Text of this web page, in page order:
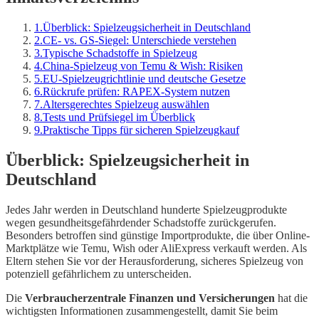
1 .Überblick: Spielzeugsicherheit in Deutschland
2.CE- vs. GS-Siegel: Unterschiede verstehen
3.Typische Schadstoffe in Spielzeug
4.China-Spielzeug von Temu & Wish: Risiken
5.EU-Spielzeugrichtlinie und deutsche Gesetze
6.Rückrufe prüfen: RAPEX-System nutzen
7.Altersgerechtes Spielzeug auswählen
8.Tests und Prüfsiegel im Überblick
9.Praktische Tipps für sicheren Spielzeugkauf
Überblick: Spielzeugsicherheit in
Deutschland
Jedes Jahr werden in Deutschland hunderte Spielzeugprodukte
wegen gesundheitsgefährdender Schadstoffe zurückgerufen.
Besonders betroffen sind günstige Importprodukte, die über Online-
Marktplätze wie Temu, Wish oder AliExpress verkauft werden. Als
Eltern stehen Sie vor der Herausforderung, sicheres Spielzeug von
potenziell gefährlichem zu unterscheiden.
Die Verbraucherzentrale Finanzen und Versicherungen hat die
wichtigsten Informationen zusammengestellt, damit Sie beim